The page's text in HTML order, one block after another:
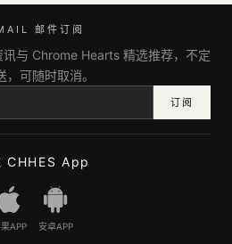
邮件订阅
与 Chrome Hearts 精选推荐，不定
，可随时取消。
订阅
CHHES App
APP 安卓APP